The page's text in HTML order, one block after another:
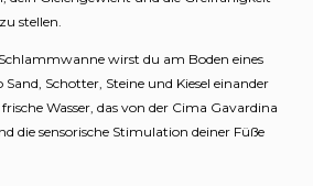
stellen.
wirst du am Boden eines
Schotter, Steine und Kiesel einander
Wasser, das von der Cima Gavardina
die sensorische Stimulation deiner Füße